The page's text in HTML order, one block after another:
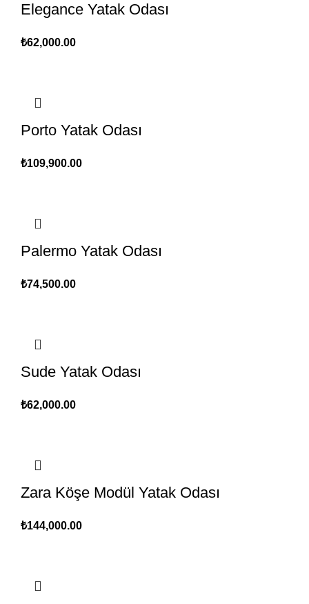
Elegance Yatak Odası
₺62,000.00
Porto Yatak Odası
₺109,900.00
Palermo Yatak Odası
₺74,500.00
Sude Yatak Odası
₺62,000.00
Zara Köşe Modül Yatak Odası
₺144,000.00